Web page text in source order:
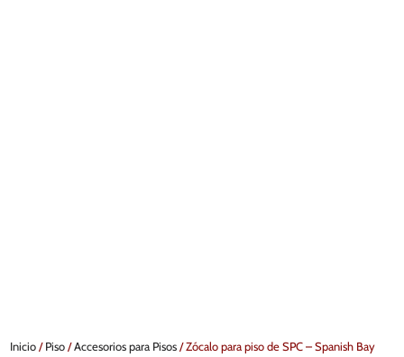
Inicio/Piso/Accesorios para Pisos/ Zócalo para piso de SPC – Spanish Bay